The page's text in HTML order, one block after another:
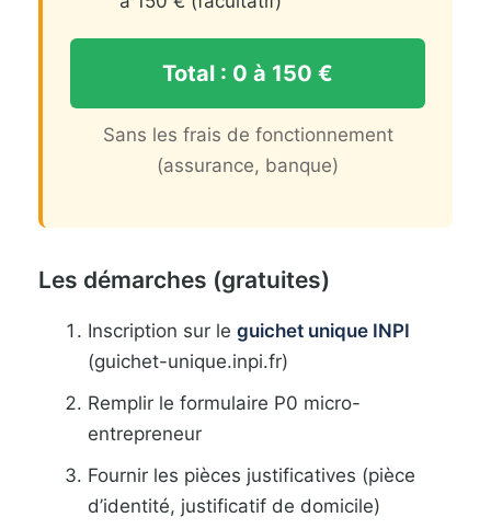
Total : 0 à 150 €
Sans les frais de fonctionnement
(assurance, banque)
Les démarches (gratuites)
Inscription sur le guichet unique INPI
(guichet-unique.inpi.fr)
Remplir le formulaire P0 micro-
entrepreneur
Fournir les pièces justificatives (pièce
d’identité, justificatif de domicile)